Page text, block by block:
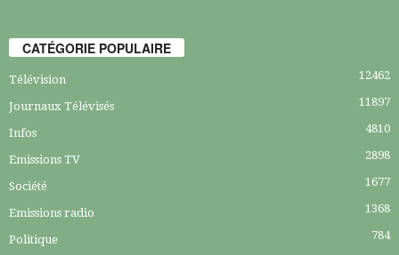
CATÉGORIE POPULAIRE
Télévision 12462
Journaux Télévisés 11897
Infos 4810
Emissions TV 2898
Société 1677
Emissions radio 1368
Politique 784